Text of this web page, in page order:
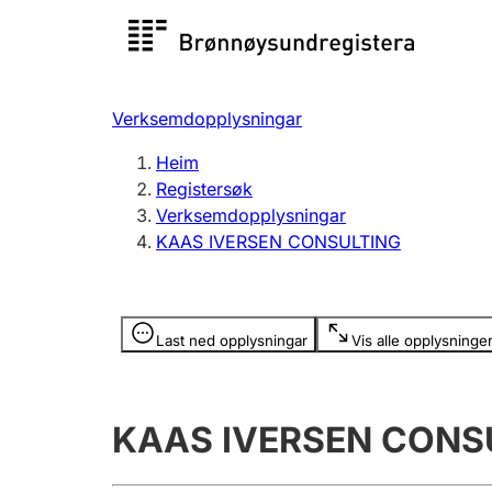
Registersøk
Registrere, endre, slette
Verksemdopplysningar
Heim
Registersøk
Verksemdopplysningar
KAAS IVERSEN CONSULTING
Last ned opplysningar Vis alle opplysninger
Opplysninger er skjult
KAAS IVERSEN